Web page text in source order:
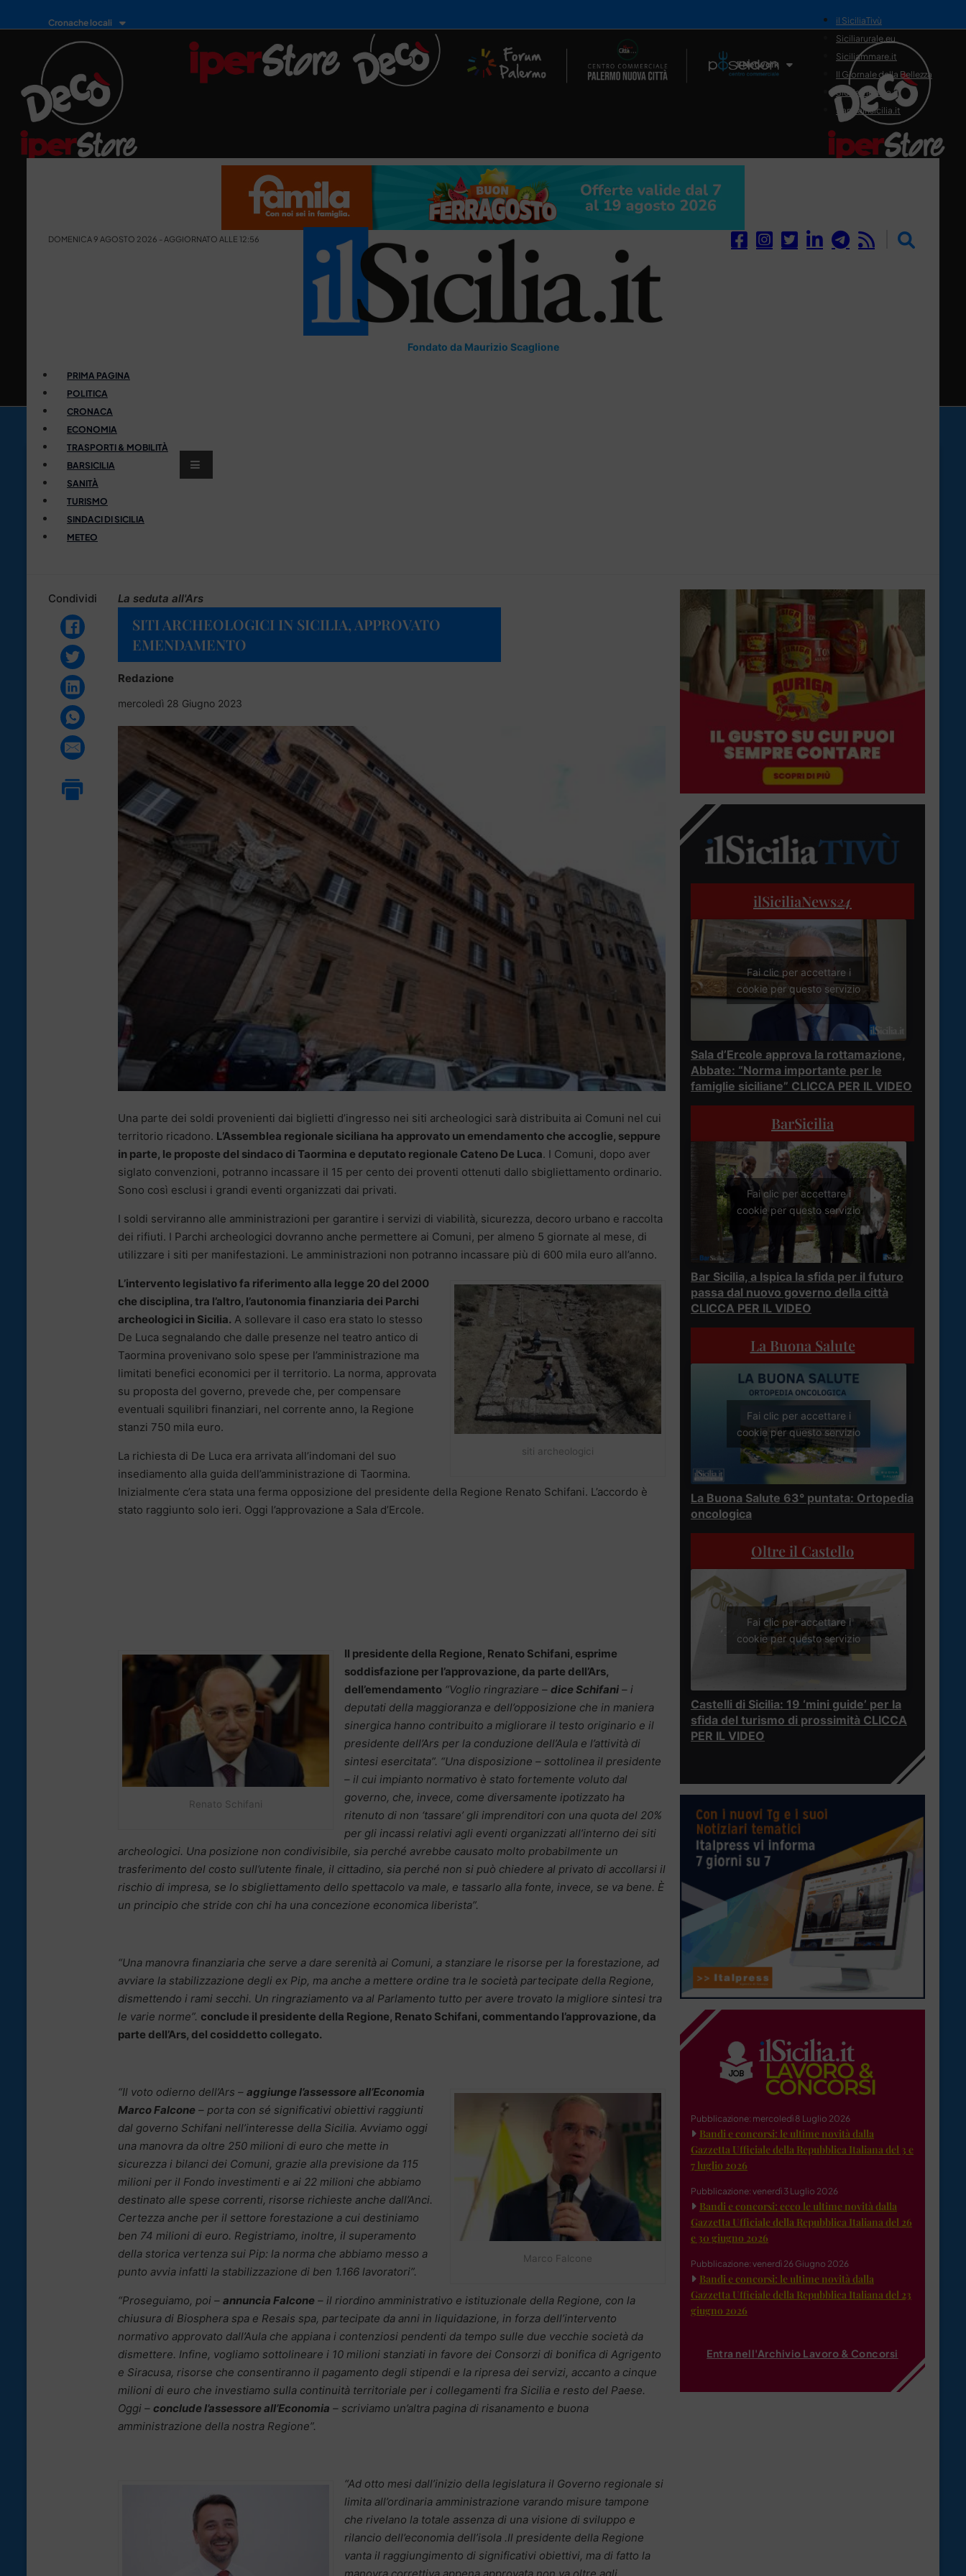
Cronache locali
Il Network
il SiciliaTivù
Siciliarurale.eu
Siciliammare.it
Il Giornale della Bellezza
Siciliamedica.it
Sanitainsicilia.it
DOMENICA 9 AGOSTO 2026 - AGGIORNATO ALLE 12:56
Fondato da Maurizio Scaglione
PRIMA PAGINA
POLITICA
CRONACA
ECONOMIA
TRASPORTI & MOBILITÀ
BARSICILIA
SANITÀ
TURISMO
SINDACI DI SICILIA
METEO
Condividi La seduta all'Ars
SITI ARCHEOLOGICI IN SICILIA, APPROVATO
EMENDAMENTO
Redazione
mercoledì 28 Giugno 2023
Una parte dei soldi provenienti dai biglietti d’ingresso nei siti archeologici sarà distribuita ai Comuni nel cui
territorio ricadono. L’Assemblea regionale siciliana ha approvato un emendamento che accoglie, seppure
in parte, le proposte del sindaco di Taormina e deputato regionale Cateno De Luca. I Comuni, dopo aver
siglato convenzioni, potranno incassare il 15 per cento dei proventi ottenuti dallo sbigliettamento ordinario.
Sono così esclusi i grandi eventi organizzati dai privati.
I soldi serviranno alle amministrazioni per garantire i servizi di viabilità, sicurezza, decoro urbano e raccolta
dei rifiuti. I Parchi archeologici dovranno anche permettere ai Comuni, per almeno 5 giornate al mese, di
utilizzare i siti per manifestazioni. Le amministrazioni non potranno incassare più di 600 mila euro all’anno.
siti archeologici
L’intervento legislativo fa riferimento alla legge 20 del 2000
che disciplina, tra l’altro, l’autonomia finanziaria dei Parchi
archeologici in Sicilia. A sollevare il caso era stato lo stesso
De Luca segnalando che dalle presenze nel teatro antico di
Taormina provenivano solo spese per l’amministrazione ma
limitati benefici economici per il territorio. La norma, approvata
su proposta del governo, prevede che, per compensare
eventuali squilibri finanziari, nel corrente anno, la Regione
stanzi 750 mila euro.
La richiesta di De Luca era arrivata all’indomani del suo
insediamento alla guida dell’amministrazione di Taormina.
Inizialmente c’era stata una ferma opposizione del presidente della Regione Renato Schifani. L’accordo è
stato raggiunto solo ieri. Oggi l’approvazione a Sala d’Ercole.
Renato Schifani
Il presidente della Regione, Renato Schifani, esprime
soddisfazione per l’approvazione, da parte dell’Ars,
dell’emendamento “Voglio ringraziare – dice Schifani – i
deputati della maggioranza e dell’opposizione che in maniera
sinergica hanno contribuito a migliorare il testo originario e il
presidente dell’Ars per la conduzione dell’Aula e l’attività di
sintesi esercitata”. “Una disposizione – sottolinea il presidente
– il cui impianto normativo è stato fortemente voluto dal
governo, che, invece, come diversamente ipotizzato ha
ritenuto di non ‘tassare’ gli imprenditori con una quota del 20%
per gli incassi relativi agli eventi organizzati all’interno dei siti
archeologici. Una posizione non condivisibile, sia perché avrebbe causato molto probabilmente un
trasferimento del costo sull’utente finale, il cittadino, sia perché non si può chiedere al privato di accollarsi il
rischio di impresa, se lo sbigliettamento dello spettacolo va male, e tassarlo alla fonte, invece, se va bene. È
un principio che stride con chi ha una concezione economica liberista”.
“Una manovra finanziaria che serve a dare serenità ai Comuni, a stanziare le risorse per la forestazione, ad
avviare la stabilizzazione degli ex Pip, ma anche a mettere ordine tra le società partecipate della Regione,
dismettendo i rami secchi. Un ringraziamento va al Parlamento tutto per avere trovato la migliore sintesi tra
le varie norme”. conclude il presidente della Regione, Renato Schifani, commentando l’approvazione, da
parte dell’Ars, del cosiddetto collegato.
Marco Falcone
“Il voto odierno dell’Ars – aggiunge l’assessore all’Economia
Marco Falcone – porta con sé significativi obiettivi raggiunti
dal governo Schifani nell’interesse della Sicilia. Avviamo oggi
una manovra da oltre 250 milioni di euro che mette in
sicurezza i bilanci dei Comuni, grazie alla previsione da 115
milioni per il Fondo investimenti e ai 22 milioni che abbiamo
destinato alle spese correnti, risorse richieste anche dall’Anci.
Certezza anche per il settore forestazione a cui destiniamo
ben 74 milioni di euro. Registriamo, inoltre, il superamento
della storica vertenza sui Pip: la norma che abbiamo messo a
punto avvia infatti la stabilizzazione di ben 1.166 lavoratori”.
“Proseguiamo, poi – annuncia Falcone – il riordino amministrativo e istituzionale della Regione, con la
chiusura di Biosphera spa e Resais spa, partecipate da anni in liquidazione, in forza dell’intervento
normativo approvato dall’Aula che appiana i contenziosi pendenti da tempo sulle due vecchie società da
dismettere. Infine, vogliamo sottolineare i 10 milioni stanziati in favore dei Consorzi di bonifica di Agrigento
e Siracusa, risorse che consentiranno il pagamento degli stipendi e la ripresa dei servizi, accanto a cinque
milioni di euro che investiamo sulla continuità territoriale per i collegamenti fra Sicilia e resto del Paese.
Oggi – conclude l’assessore all’Economia – scriviamo un’altra pagina di risanamento e buona
amministrazione della nostra Regione”.
“Ad otto mesi dall’inizio della legislatura il Governo regionale si
limita all’ordinaria amministrazione varando misure tampone
che rivelano la totale assenza di una visione di sviluppo e
rilancio dell’economia dell’isola .Il presidente della Regione
vanta il raggiungimento di significativi obiettivi, ma di fatto la
ilSiciliaNews24
Fai clic per accettare i
cookie per questo servizio
Sala d’Ercole approva la rottamazione,
Abbate: “Norma importante per le
famiglie siciliane” CLICCA PER IL VIDEO
BarSicilia
Fai clic per accettare i
cookie per questo servizio
Bar Sicilia, a Ispica la sfida per il futuro
passa dal nuovo governo della città
CLICCA PER IL VIDEO
La Buona Salute
Fai clic per accettare i
cookie per questo servizio
La Buona Salute 63° puntata: Ortopedia
oncologica
Oltre il Castello
Fai clic per accettare i
cookie per questo servizio
Castelli di Sicilia: 19 ‘mini guide’ per la
sfida del turismo di prossimità CLICCA
PER IL VIDEO
Pubblicazione: mercoledì 8 Luglio 2026
Bandi e concorsi: le ultime novità dalla
Gazzetta Ufficiale della Repubblica Italiana del 3 e
7 luglio 2026
Pubblicazione: venerdì 3 Luglio 2026
Bandi e concorsi: ecco le ultime novità dalla
Gazzetta Ufficiale della Repubblica Italiana del 26
e 30 giugno 2026
Pubblicazione: venerdì 26 Giugno 2026
Bandi e concorsi: le ultime novità dalla
Gazzetta Ufficiale della Repubblica Italiana del 23
giugno 2026
Entra nell'Archivio Lavoro & Concorsi